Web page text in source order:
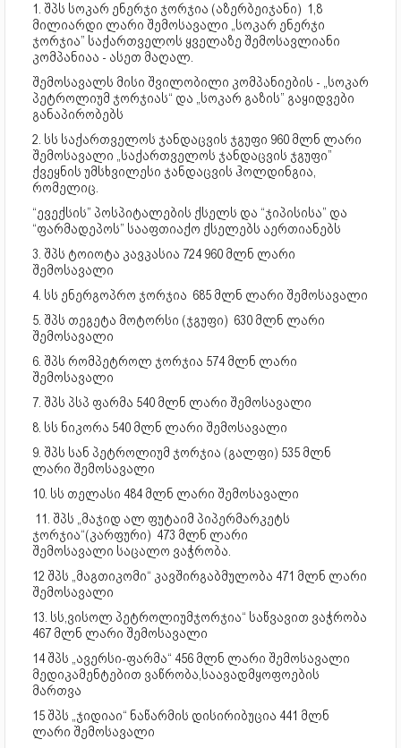
1. შპს სოკარ ენერჯი ჯორჯია (აზერბეიჯანი) 1,8
მილიარდი ლარი შემოსავალი „სოკარ ენერჯი
ჯორჯია” საქართველოს ყველაზე შემოსავლიანი
კომპანიაა - ასეთ მაღალ.
შემოსავალს მისი შვილობილი კომპანიების - „სოკარ
პეტროლიუმ ჯორჯიას“ და „სოკარ გაზის” გაყიდვები
განაპირობებს
2. სს საქართველოს ჯანდაცვის ჯგუფი 960 მლნ ლარი
შემოსავალი „საქართველოს ჯანდაცვის ჯგუფი”
ქვეყნის უმსხვილესი ჯანდაცვის ჰოლდინგია,
რომელიც.
“ევექსის” პოსპიტალების ქსელს და “ჯიპისისა” და
“ფარმადეპოს” სააფთიაქო ქსელებს აერთიანებს
3. შპს ტოიოტა კავკასია 724 960 მლნ ლარი
შემოსავალი
4. სს ენერგოპრო ჯორჯია 685 მლნ ლარი შემოსავალი
5. შპს თეგეტა მოტორსი (ჯგუფი) 630 მლნ ლარი
შემოსავალი
6. შპს რომპეტროლ ჯორჯია 574 მლნ ლარი
შემოსავალი
7. შპს პსპ ფარმა 540 მლნ ლარი შემოსავალი
8. სს ნიკორა 540 მლნ ლარი შემოსავალი
9. შპს სან პეტროლიუმ ჯორჯია (გალფი) 535 მლნ
ლარი შემოსავალი
10. სს თელასი 484 მლნ ლარი შემოსავალი
11. შპს „მაჯიდ ალ ფუტაიმ პიპერმარკეტს
ჯორჯია“(კარფური) 473 მლნ ლარი
შემოსავალი საცალო ვაჭრობა.
12 შპს „მაგთიკომი“ კავშირგაბმულობა 471 მლნ ლარი
შემოსავალი
13. სს,ვისოლ პეტროლიუმჯორჯია“ საწვავით ვაჭრობა
467 მლნ ლარი შემოსავალი
14 შპს „ავერსი-ფარმა“ 456 მლნ ლარი შემოსავალი
მედიკამენტებით ვაწრობა,საავადმყოფოების
მართვა
15 შპს „ჯიდიაი“ ნაწარმის დისირიბუცია 441 მლნ
ლარი შემოსავალი